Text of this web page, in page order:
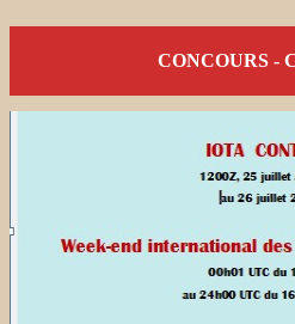
CONCOURS -